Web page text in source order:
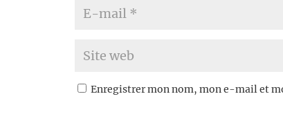
Enregistrer mon nom, mon e-mail et